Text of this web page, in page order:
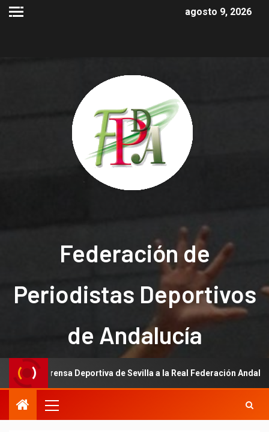
agosto 9, 2026
Federación de
Periodistas Deportivos
de Andalucía
Prensa Deportiva de Sevilla a la Real Federación Andaluza de